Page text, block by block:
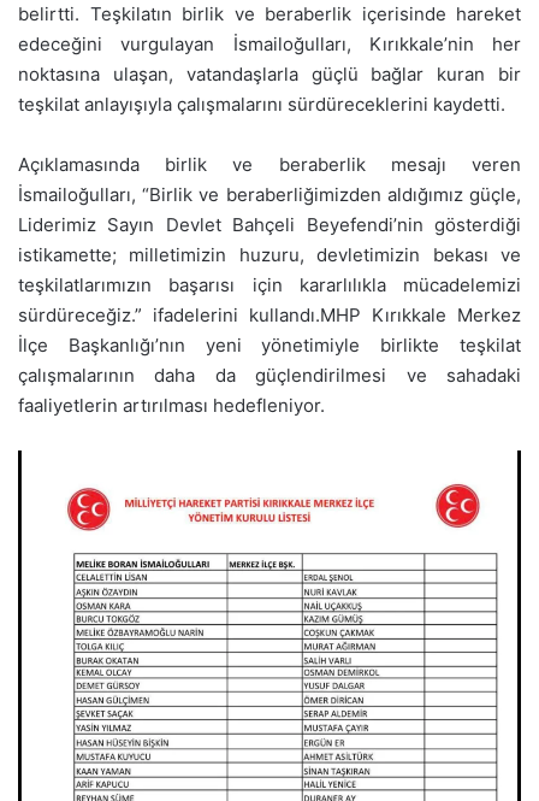
belirtti. Teşkilatın birlik ve beraberlik içerisinde hareket
edeceğini vurgulayan İsmailoğulları, Kırıkkale’nin her
noktasına ulaşan, vatandaşlarla güçlü bağlar kuran bir
teşkilat anlayışıyla çalışmalarını sürdüreceklerini kaydetti.
Açıklamasında birlik ve beraberlik mesajı veren
İsmailoğulları, “Birlik ve beraberliğimizden aldığımız güçle,
Liderimiz Sayın Devlet Bahçeli Beyefendi’nin gösterdiği
istikamette; milletimizin huzuru, devletimizin bekası ve
teşkilatlarımızın başarısı için kararlılıkla mücadelemizi
sürdüreceğiz.” ifadelerini kullandı.MHP Kırıkkale Merkez
İlçe Başkanlığı’nın yeni yönetimiyle birlikte teşkilat
çalışmalarının daha da güçlendirilmesi ve sahadaki
faaliyetlerin artırılması hedefleniyor.